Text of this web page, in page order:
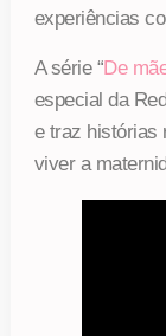
experiências
A série “De
especial da
e traz histórias
viver a